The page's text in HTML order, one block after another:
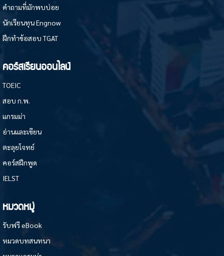
คำถามที่มักพบบ่อย
นักเรียนทุน Engnow
ฝึกทำข้อสอบ TGAT
คอร์สเรียนออนไลน์
TOEIC
สอบ ก.พ.
แกรมม่า
อ่านและเขียน
ตะลุยโจทย์
คอร์สฝึกพูด
IELST
หมวดหมู่
รับฟรี eBook
หมวดบทสนทนา